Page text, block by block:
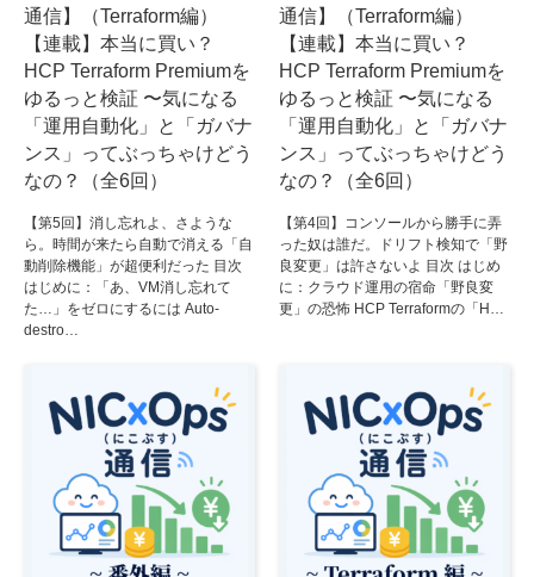
通信】（Terraform編）
【連載】本当に買い？
HCP Terraform Premiumを
ゆるっと検証 〜気になる
「運用自動化」と「ガバナ
ンス」ってぶっちゃけどう
なの？（全6回）
【第5回】消し忘れよ、さような
ら。時間が来たら自動で消える「自
動削除機能」が超便利だった 目次
はじめに：「あ、VM消し忘れて
た…」をゼロにするには Auto-
destro…
通信】（Terraform編）
【連載】本当に買い？
HCP Terraform Premiumを
ゆるっと検証 〜気になる
「運用自動化」と「ガバナ
ンス」ってぶっちゃけどう
なの？（全6回）
【第4回】コンソールから勝手に弄
った奴は誰だ。ドリフト検知で「野
良変更」は許さないよ 目次 はじめ
に：クラウド運用の宿命「野良変
更」の恐怖 HCP Terraformの「H…